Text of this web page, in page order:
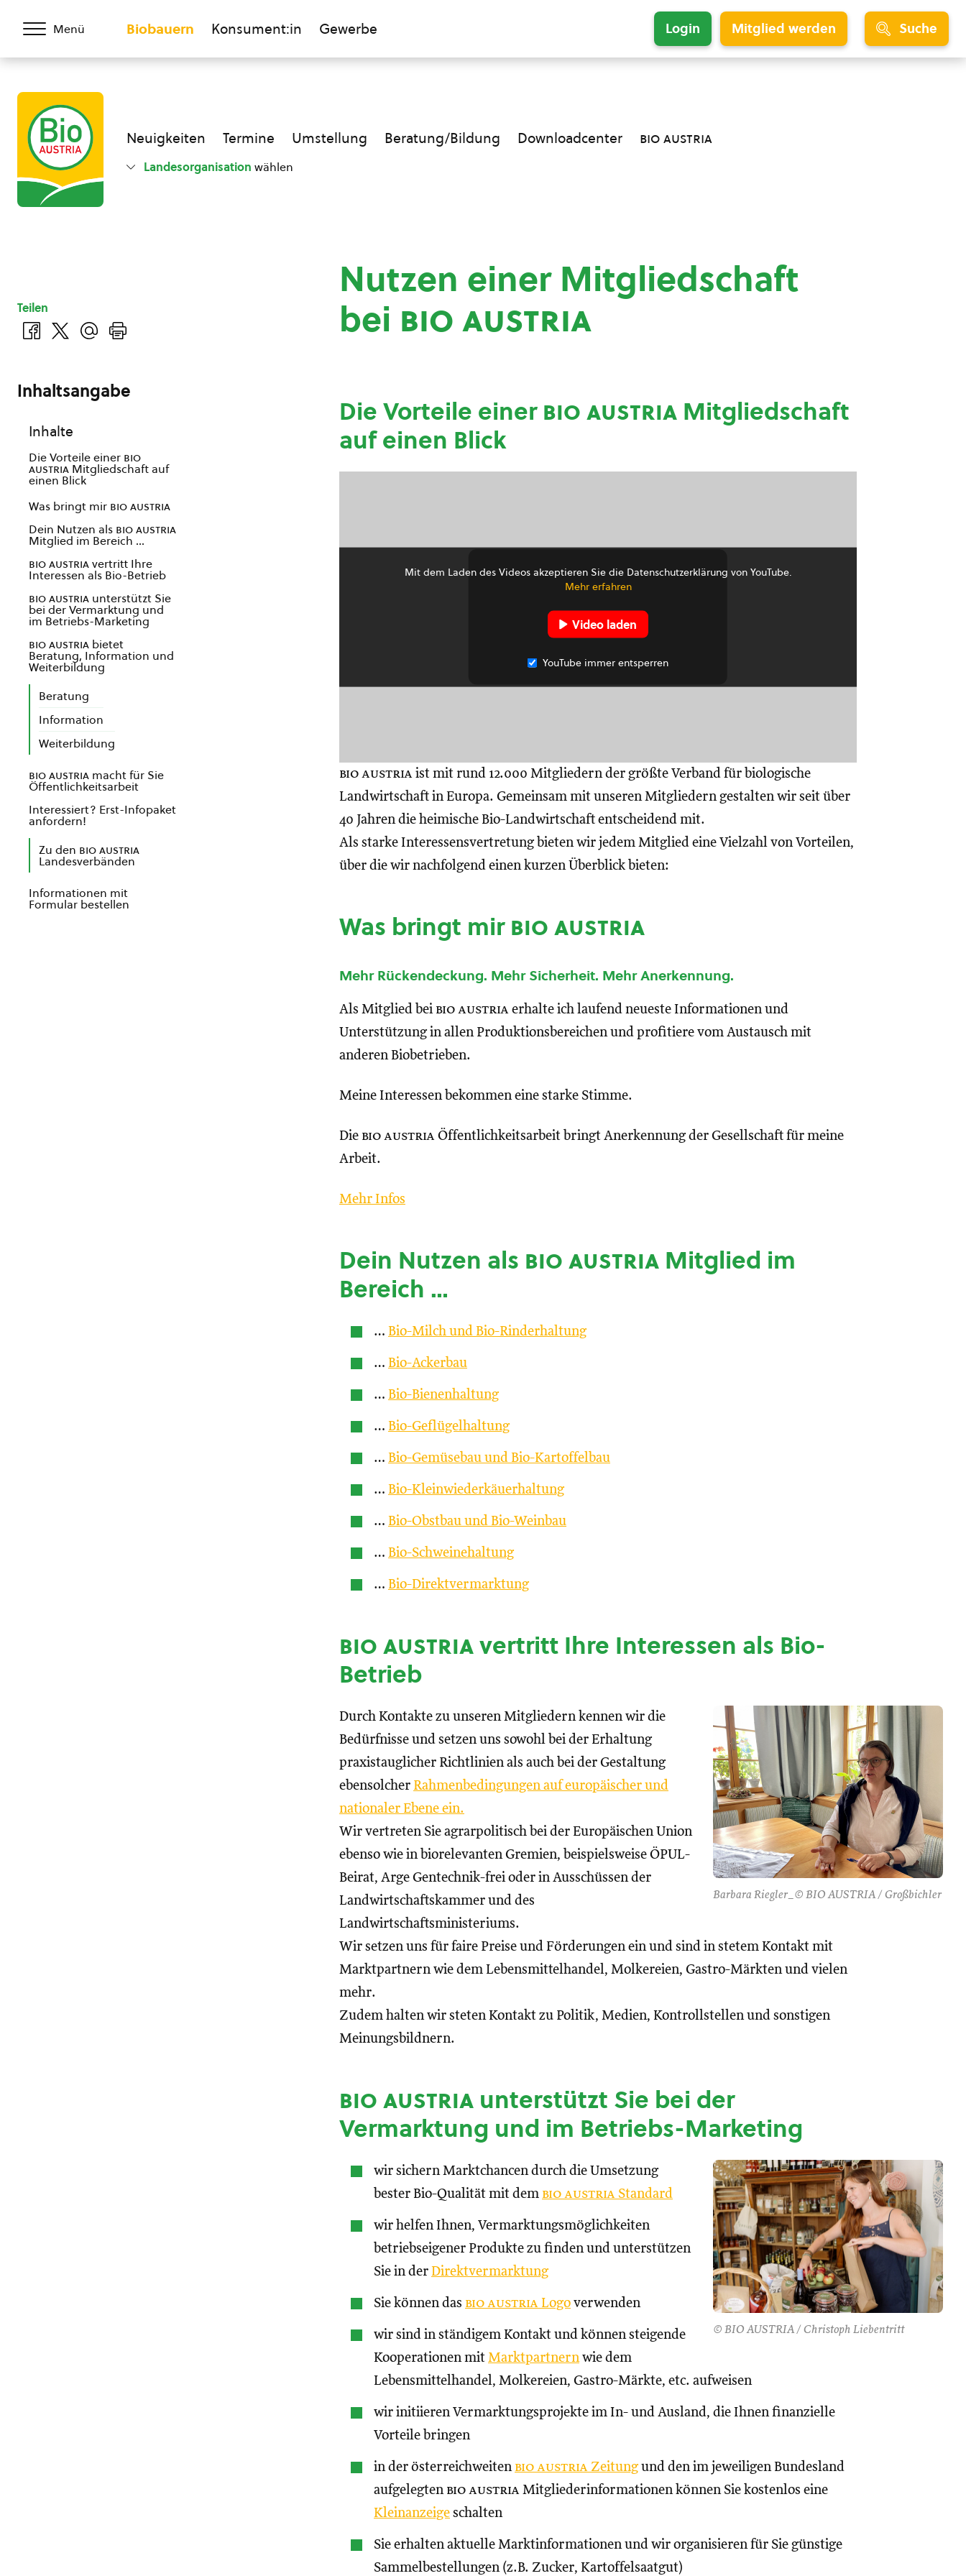
Menü Biobauern Konsument:in Gewerbe Login Mitglied werden Suche
Neuigkeiten Termine Umstellung Beratung/Bildung Downloadcenter bio austria
Landesorganisation wählen
Nutzen einer Mitgliedschaft
bei bio austria
Die Vorteile einerbio austria Mitgliedschaft
auf einen Blick
Mit dem Laden des Videos akzeptieren Sie die Datenschutzerklärung von YouTube.
Mehr erfahren
Video laden
YouTube immer entsperren
bio austria ist mit rund 12.000 Mitgliedern der größte Verband für biologische
Landwirtschaft in Europa. Gemeinsam mit unseren Mitgliedern gestalten wir seit über
40 Jahren die heimische Bio-Landwirtschaft entscheidend mit.
Als starke Interessensvertretung bieten wir jedem Mitglied eine Vielzahl von Vorteilen,
über die wir nachfolgend einen kurzen Überblick bieten:
Was bringt mirbio austria
Mehr Rückendeckung. Mehr Sicherheit. Mehr Anerkennung.
Als Mitglied bei bio austria erhalte ich laufend neueste Informationen und
Unterstützung in allen Produktionsbereichen und profitiere vom Austausch mit
anderen Biobetrieben.
Meine Interessen bekommen eine starke Stimme.
Die bio austria Öffentlichkeitsarbeit bringt Anerkennung der Gesellschaft für meine
Arbeit.
Mehr Infos
Dein Nutzen als bio austria Mitglied im
Bereich …
… Bio-Milch und Bio-Rinderhaltung
… Bio-Ackerbau
… Bio-Bienenhaltung
… Bio-Geflügelhaltung
… Bio-Gemüsebau und Bio-Kartoffelbau
… Bio-Kleinwiederkäuerhaltung
… Bio-Obstbau und Bio-Weinbau
… Bio-Schweinehaltung
… Bio-Direktvermarktung
bio austriavertritt Ihre Interessen als Bio-
Betrieb
Barbara Riegler_© BIO AUSTRIA / Großbichler
Durch Kontakte zu unseren Mitgliedern kennen wir die
Bedürfnisse und setzen uns sowohl bei der Erhaltung
praxistauglicher Richtlinien als auch bei der Gestaltung
ebensolcher Rahmenbedingungen auf europäischer und
nationaler Ebene ein.
Wir vertreten Sie agrarpolitisch bei der Europäischen Union
ebenso wie in biorelevanten Gremien, beispielsweise ÖPUL-
Beirat, Arge Gentechnik-frei oder in Ausschüssen der
Landwirtschaftskammer und des
Landwirtschaftsministeriums.
Wir setzen uns für faire Preise und Förderungen ein und sind in stetem Kontakt mit
Marktpartnern wie dem Lebensmittelhandel, Molkereien, Gastro-Märkten und vielen
mehr.
Zudem halten wir steten Kontakt zu Politik, Medien, Kontrollstellen und sonstigen
Meinungsbildnern.
bio austria unterstützt Sie bei der
Vermarktung und im Betriebs-Marketing
© BIO AUSTRIA / Christoph Liebentritt
wir sichern Marktchancen durch die Umsetzung
bester Bio-Qualität mit dem bio austria Standard
wir helfen Ihnen, Vermarktungsmöglichkeiten
betriebseigener Produkte zu finden und unterstützen
Sie in der Direktvermarktung
Sie können das bio austria Logo verwenden
wir sind in ständigem Kontakt und können steigende
Kooperationen mit Marktpartnernwie dem
Lebensmittelhandel, Molkereien, Gastro-Märkte, etc. aufweisen
wir initiieren Vermarktungsprojekte im In- und Ausland, die Ihnen finanzielle
Vorteile bringen
in der österreichweiten bio austria Zeitungund den im jeweiligen Bundesland
aufgelegten bio austria Mitgliederinformationen können Sie kostenlos eine
Kleinanzeige schalten
Sie erhalten aktuelle Marktinformationen und wir organisieren für Sie günstige
Sammelbestellungen (z.B. Zucker, Kartoffelsaatgut)
Teilen
Inhaltsangabe
Inhalte
Die Vorteile einer bio
austria Mitgliedschaft auf
einen Blick
Was bringt mir bio austria
Dein Nutzen als bio austria
Mitglied im Bereich …
bio austriavertritt Ihre
Interessen als Bio-Betrieb
bio austria unterstützt Sie
bei der Vermarktung und
im Betriebs-Marketing
bio austria bietet
Beratung, Information und
Weiterbildung
Beratung
Information
Weiterbildung
bio austria macht für Sie
Öffentlichkeitsarbeit
Interessiert? Erst-Infopaket
anfordern!
Zu den bio austria
Landesverbänden
Informationen mit
Formular bestellen